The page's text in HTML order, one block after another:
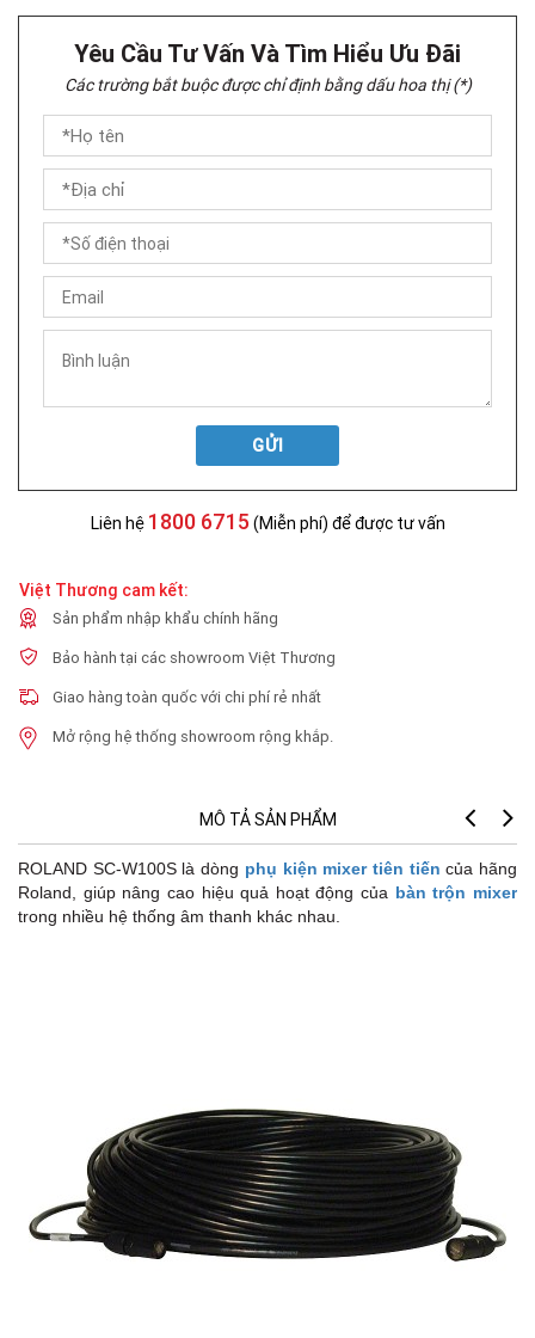
Yêu Cầu Tư Vấn Và Tìm Hiểu Ưu Đãi
Các trường bắt buộc được chỉ định bằng dấu hoa thị (*)
GỬI
Liên hệ 1800 6715 (Miễn phí) để được tư vấn
Việt Thương cam kết:
Sản phẩm nhập khẩu chính hãng
Bảo hành tại các showroom Việt Thương
Giao hàng toàn quốc với chi phí rẻ nhất
Mở rộng hệ thống showroom rộng khắp.
MÔ TẢ SẢN PHẨM
ROLAND SC-W100S là dòng phụ kiện mixer tiên tiến của hãng
Roland, giúp nâng cao hiệu quả hoạt động của bàn trộn mixer
trong nhiều hệ thống âm thanh khác nhau.